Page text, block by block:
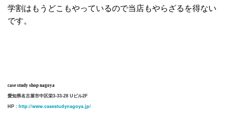
学割はもうどこもやっているので当店もやらざるを得ない
です。
case study shop nagoya
愛知県名古屋市中区栄3-33-28 Uビル2F
HP : http://www.casestudynagoya.jp/